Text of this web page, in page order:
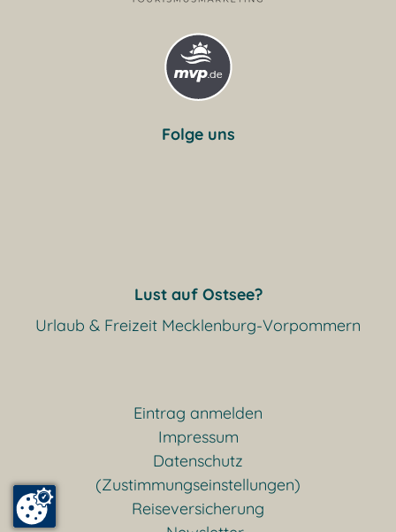
Folge uns
Lust auf Ostsee?
Urlaub & Freizeit Mecklenburg-Vorpommern
Eintrag anmelden
Impressum
Datenschutz
(Zustimmungseinstellungen)
Reiseversicherung